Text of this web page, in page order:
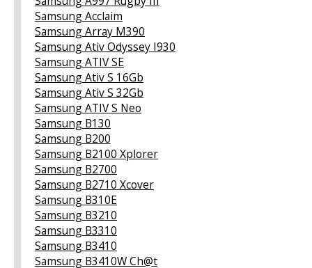
Samsung Acclaim
Samsung Array M390
Samsung Ativ Odyssey I930
Samsung ATIV SE
Samsung Ativ S 16Gb
Samsung Ativ S 32Gb
Samsung ATIV S Neo
Samsung B130
Samsung B200
Samsung B2100 Xplorer
Samsung B2700
Samsung B2710 Xcover
Samsung B310E
Samsung B3210
Samsung B3310
Samsung B3410
Samsung B3410W Ch@t